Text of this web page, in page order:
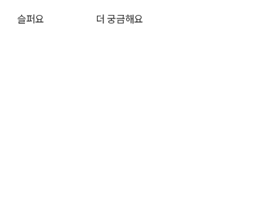
슬퍼요 더 궁금해요